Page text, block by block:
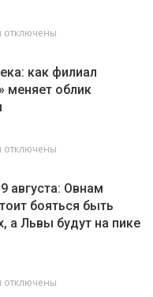
августа
отключения
электроэнергии
к
Гомельщине
зафиксировано
появление
–
полыннолистной
отключены
как филиал
меняет облик
к
на
века:
как
облик
отключены
августа: Овнам
бояться быть
а Львы будут на пике
котключены